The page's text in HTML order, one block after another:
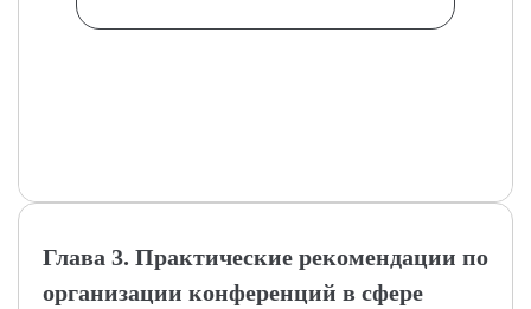
Глава 3. Практические рекомендации по
организации конференций в сфере